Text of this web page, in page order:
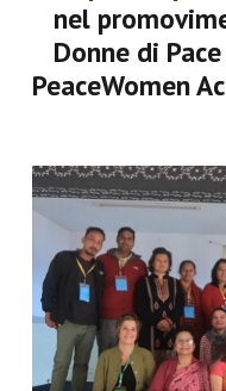
nel
Donne di
PeaceWomen